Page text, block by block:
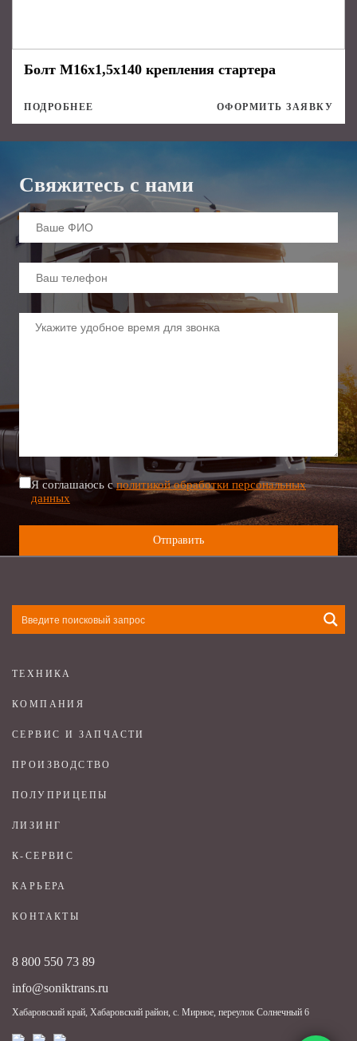
Болт М16х1,5х140 крепления стартера
ПОДРОБНЕЕ ОФОРМИТЬ ЗАЯВКУ
Свяжитесь с нами
Я соглашаюсь сполитикой обработки персональных
данных
8 800 550 73 89
info@soniktrans.ru
Хабаровский край, Хабаровский район, с. Мирное, переулок Солнечный 6
ТЕХНИКА
КОМПАНИЯ
СЕРВИС И ЗАПЧАСТИ
ПРОИЗВОДСТВО
ПОЛУПРИЦЕПЫ
ЛИЗИНГ
К-СЕРВИС
КАРЬЕРА
КОНТАКТЫ